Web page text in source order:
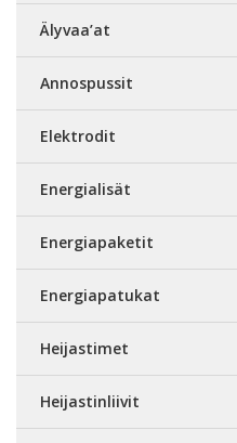
Älyvaa’at
Annospussit
Elektrodit
Energialisät
Energiapaketit
Energiapatukat
Heijastimet
Heijastinliivit